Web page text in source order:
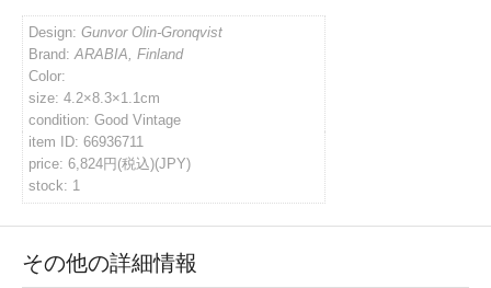
Design: Gunvor Olin-Gronqvist
Brand: ARABIA, Finland
Color:
size: 4.2×8.3×1.1cm
condition: Good Vintage
item ID: 66936711
price: 6,824円(税込)(JPY)
stock: 1
その他の詳細情報
バシーポリシー
ガジン
カウント